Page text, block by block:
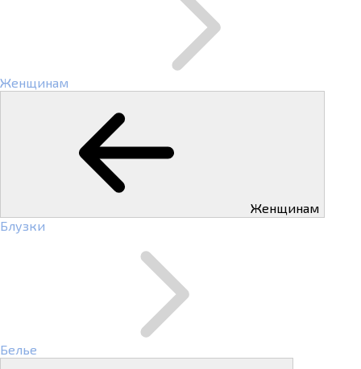
Женщинам
Женщинам
Блузки
Белье